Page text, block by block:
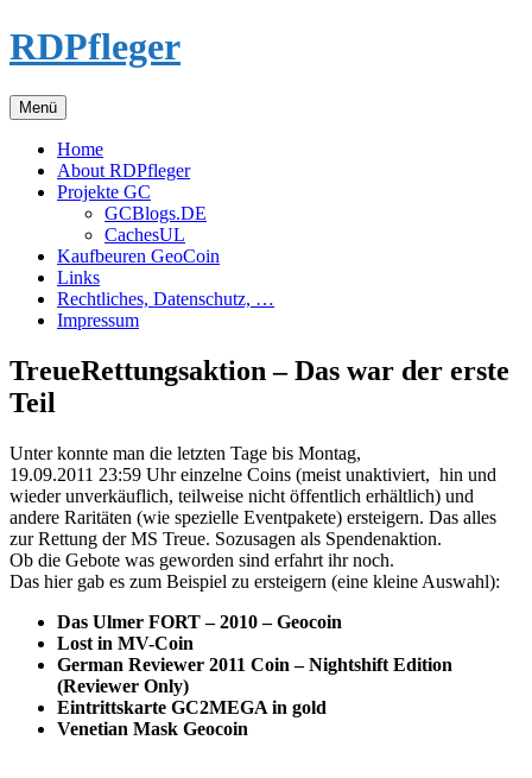
Zum
Inhalt
RDPfleger
Menü
Home
About RDPfleger
Projekte GC
GCBlogs.DE
CachesUL
Kaufbeuren GeoCoin
Links
Rechtliches, Datenschutz, …
Impressum
TreueRettungsaktion – Das war der erste
Teil
Unter konnte man die letzten Tage bis Montag,
19.09.2011 23:59 Uhr einzelne Coins (meist unaktiviert, hin und
wieder unverkäuflich, teilweise nicht öffentlich erhältlich) und
andere Raritäten (wie spezielle Eventpakete) ersteigern. Das alles
zur Rettung der MS Treue. Sozusagen als Spendenaktion.
Ob die Gebote was geworden sind erfahrt ihr noch.
Das hier gab es zum Beispiel zu ersteigern (eine kleine Auswahl):
Das Ulmer FORT – 2010 – Geocoin
Lost in MV-Coin
German Reviewer 2011 Coin – Nightshift Edition
(Reviewer Only)
Eintrittskarte GC2MEGA in gold
Venetian Mask Geocoin